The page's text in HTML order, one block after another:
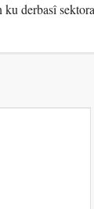
ku derbasî